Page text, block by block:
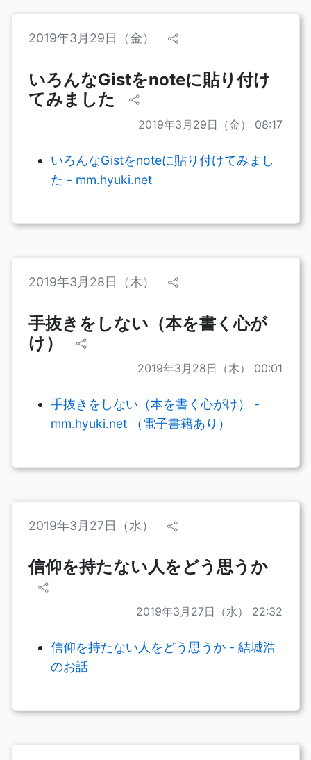
2019年3月29日（金）
いろんなGistをnoteに貼り付け
てみました
2019年3月29日（金） 08:17
いろんなGistをnoteに貼り付けてみまし
た - mm.hyuki.net
2019年3月28日（木）
手抜きをしない（本を書く心が
け）
2019年3月28日（木） 00:01
手抜きをしない（本を書く心がけ） -
mm.hyuki.net （電子書籍あり）
2019年3月27日（水）
信仰を持たない人をどう思うか
2019年3月27日（水） 22:32
信仰を持たない人をどう思うか - 結城浩
のお話